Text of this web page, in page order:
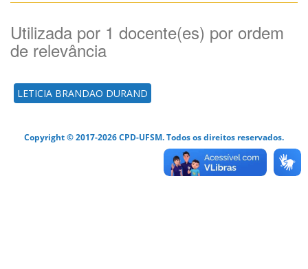
Utilizada por 1 docente(es) por ordem
de relevância
LETICIA BRANDAO DURAND
Copyright © 2017-2026 CPD-UFSM. Todos os direitos reservados.